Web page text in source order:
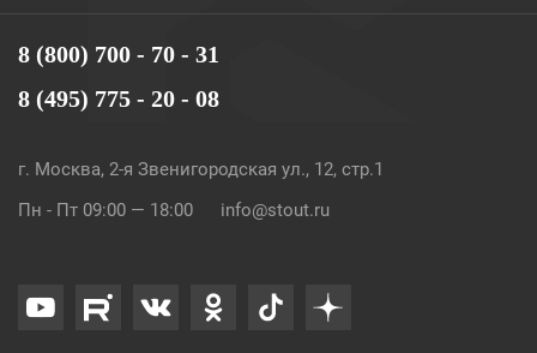
8 (800) 700 - 70 - 31
8 (495) 775 - 20 - 08
г. Москва, 2-я Звенигородская ул., 12, стр.1
Пн - Пт 09:00 — 18:00
info@stout.ru